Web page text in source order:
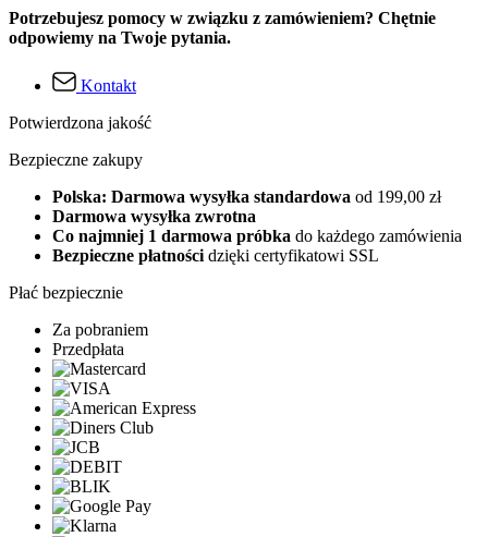
Potrzebujesz pomocy w związku z zamówieniem? Chętnie
odpowiemy na Twoje pytania.
Kontakt
Potwierdzona jakość
Bezpieczne zakupy
Polska: Darmowa wysyłka standardowa od 199,00 zł
Darmowa wysyłka zwrotna
Co najmniej 1 darmowa próbka do każdego zamówienia
Bezpieczne płatności dzięki certyfikatowi SSL
Płać bezpiecznie
Za pobraniem
Przedpłata